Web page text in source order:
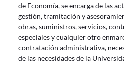
de Economía, se encarga de las
gestión, tramitación y
obras, suministros, servicios,
especiales y cualquier otro
contratación administrativa,
de las necesidades de la